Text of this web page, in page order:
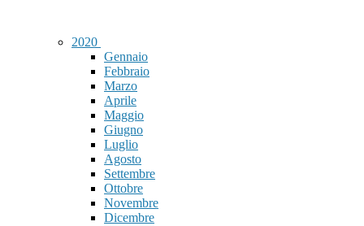
2020
Gennaio
Febbraio
Marzo
Aprile
Maggio
Giugno
Luglio
Agosto
Settembre
Ottobre
Novembre
Dicembre